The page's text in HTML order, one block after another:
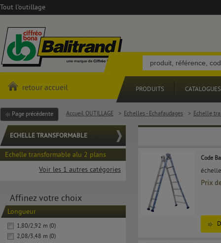
Tout l'outillage
retour accueil PRODUITS CATALOGUES
Page précédente Accueil OUTILLAGE > Echelles - Echafaudages > Echelle
ECHELLE TRANSFORMABLE
Echelle transformable alu 2 plans
Voir les 1 autres catégories
Affinez votre choix
Longueur
1,80/2,92 m (0)
2,08/3,48 m (0)
Code
Prix